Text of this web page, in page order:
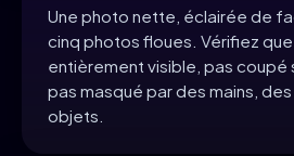
Une photo nette, éclairée de
cinq photos floues. Vérifiez
entièrement visible, pas coupé
pas masqué par des mains,
objets.